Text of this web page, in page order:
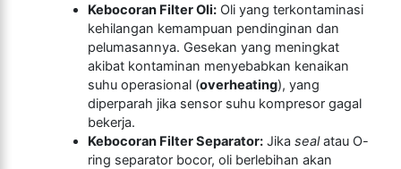
Kebocoran Filter Oli: Oli yang terkontaminasi
kehilangan kemampuan pendinginan dan
pelumasannya. Gesekan yang meningkat
akibat kontaminan menyebabkan kenaikan
suhu operasional (overheating), yang
diperparah jika sensor suhu kompresor gagal
bekerja.
Kebocoran Filter Separator: Jikasealatau O-
ring separator bocor, oli berlebihan akan